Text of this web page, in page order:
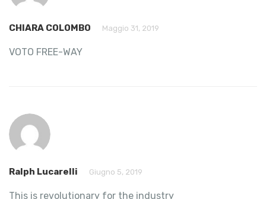
CHIARA COLOMBO Maggio 31, 2019
VOTO FREE-WAY
Ralph Lucarelli Giugno 5, 2019
This is revolutionary for the industry